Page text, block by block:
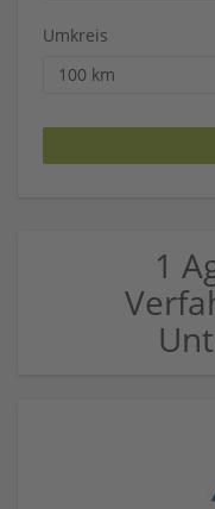
Umkreis
1